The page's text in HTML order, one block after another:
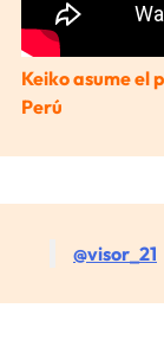
Keiko asume el
Perú
@visor_21